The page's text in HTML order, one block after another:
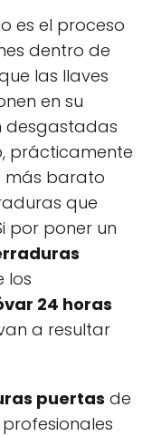
es el proceso
dentro de
las llaves
en su
desgastadas
prácticamente
más barato
que
por poner un
los
24 horas
a resultar
puertas de